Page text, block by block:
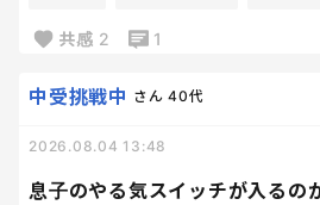
ちょっと想定外にちゃんとした
ていうか普通の本！
Ｗ抽選付のものだったんだけど、
あまりにちゃんとした本届いた
共感 2 1
息子のやる気スイッチが入るの
中受挑戦中 さん 40代
2026.08.04 13:48